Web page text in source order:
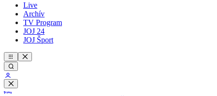
Live
Archív
TV Program
JOJ 24
JOJ Šport